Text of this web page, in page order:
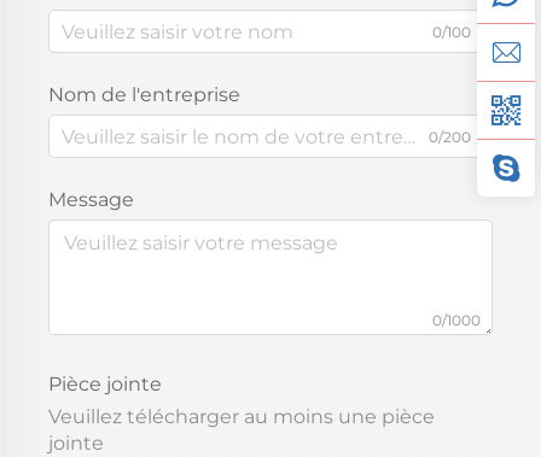
0/100
Nom de l'entreprise
0/200
Message
0/1000
Pièce jointe
Veuillez télécharger au moins une pièce
jointe